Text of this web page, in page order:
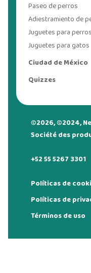
Paseo de perros
Adiestramiento de
Juguetes para perros
Juguetes para gatos
Ciudad de México
Quizzes
©2026, ©2024,
Société des
+52 55 5267 3301
Políticas de
Políticas de
Términos de uso